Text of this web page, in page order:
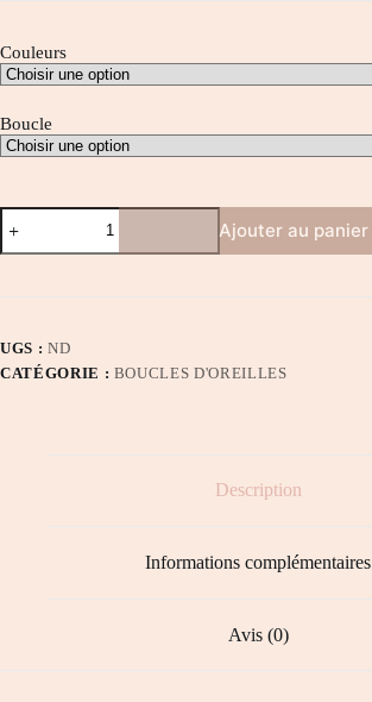
Couleurs
Boucle
quantité
de
Boucles
Ajouter au panier
UGS : ND
CATÉGORIE : BOUCLES D'OREILLES
Description
Informations complémentaires
Avis (0)